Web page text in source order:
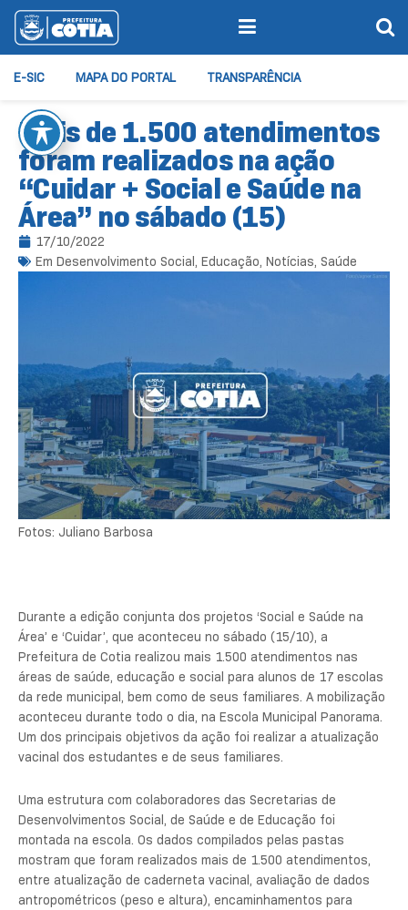
E-SIC MAPA DO PORTAL TRANSPARÊNCIA
Mais de 1.500 atendimentos
foram realizados na ação
“Cuidar + Social e Saúde na
Área” no sábado (15)
17/10/2022
Em Desenvolvimento Social, Educação, Notícias, Saúde
Fotos: Juliano Barbosa
Durante a edição conjunta dos projetos ‘Social e Saúde na
Área’ e ‘Cuidar’, que aconteceu no sábado (15/10), a
Prefeitura de Cotia realizou mais 1.500 atendimentos nas
áreas de saúde, educação e social para alunos de 17 escolas
da rede municipal, bem como de seus familiares. A mobilização
aconteceu durante todo o dia, na Escola Municipal Panorama.
Um dos principais objetivos da ação foi realizar a atualização
vacinal dos estudantes e de seus familiares.
Uma estrutura com colaboradores das Secretarias de
Desenvolvimentos Social, de Saúde e de Educação foi
montada na escola. Os dados compilados pelas pastas
mostram que foram realizados mais de 1.500 atendimentos,
entre atualização de caderneta vacinal, avaliação de dados
antropométricos (peso e altura), encaminhamentos para